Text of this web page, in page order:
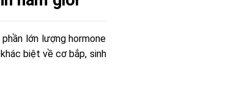
lớn lượng hormone
biệt về cơ bắp, sinh